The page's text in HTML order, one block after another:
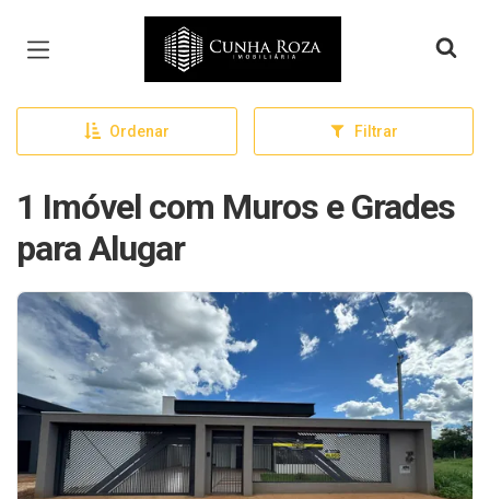
Página inicial
Ordenar Filtrar
1 Imóvel com Muros e Grades
para Alugar